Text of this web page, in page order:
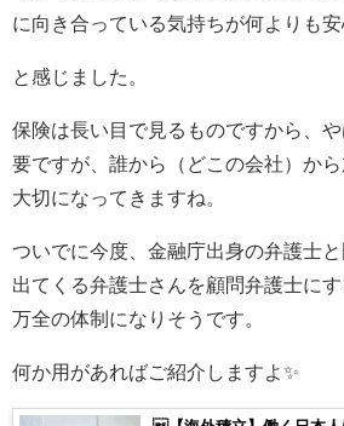
に向き合っている気持ちが何よりも安
と感じました。
保険は長い目で見るものですから、
要ですが、誰から（どこの会社）か
大切になってきますね。
ついでに今度、金融庁出身の弁護士
出てくる弁護士さんを顧問弁護士に
万全の体制になりそうです。
何か用があればご紹介しますよ✨